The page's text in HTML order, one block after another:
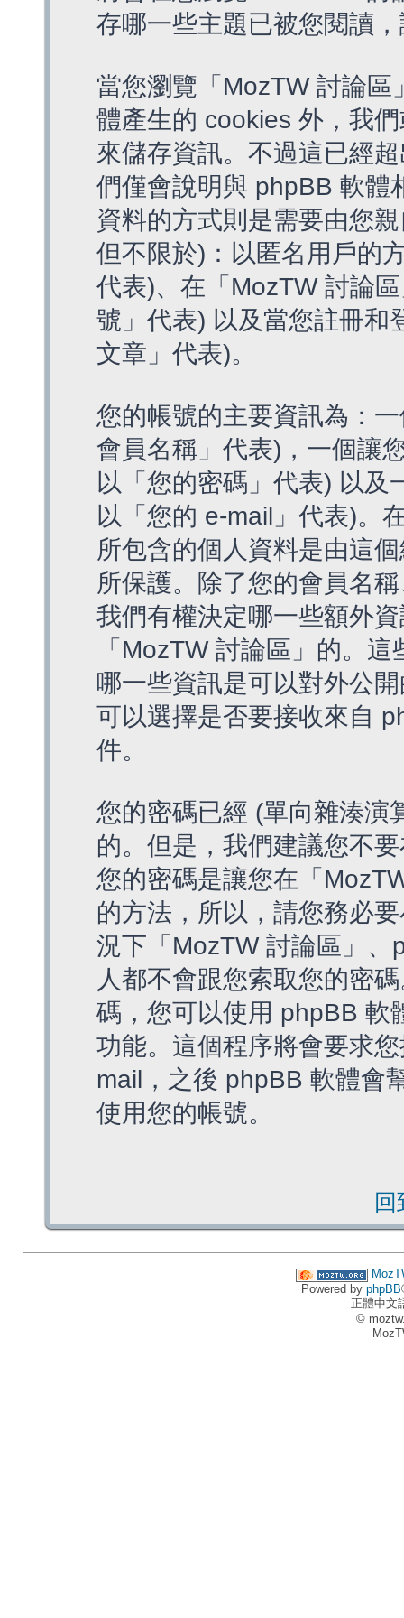
存哪一些主題已被您閱讀
當您瀏覽「MozTW 討論
體產生的 cookies 外，我
來儲存資訊。不過這已經
們僅會說明與 phpBB 軟體
資料的方式則是需要由您
但不限於)：以匿名用戶的
代表)、在「MozTW 討論
號」代表) 以及當您註冊和
文章」代表)。
您的帳號的主要資訊為：
會員名稱」代表)，一個讓
以「您的密碼」代表) 以及
以「您的 e-mail」代表)。
所包含的個人資料是由這
所保護。除了您的會員名
我們有權決定哪一些額外
「MozTW 討論區」的。
哪一些資訊是可以對外公
可以選擇是否要接收來自
件。
您的密碼已經 (單向雜湊演
的。但是，我們建議您不
您的密碼是讓您在「
的方法，所以，請您務必
況下「MozTW 討論區」
人都不會跟您索取您的密
碼，您可以使用 phpBB 軟
功能。這個程序將會要求
mail，之後 phpBB 軟體會
使用您的帳號。
Powered by phpBB
正體中文
©